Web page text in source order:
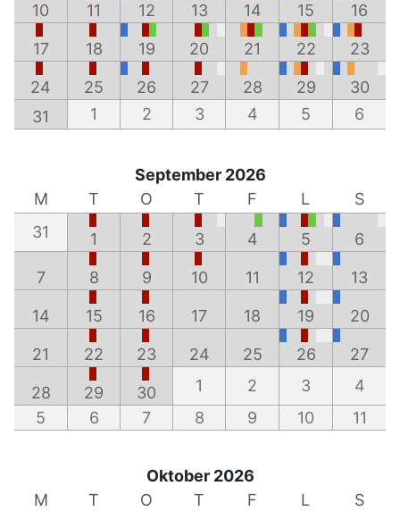
10 11 12 13 14 15 16
17 18 19 20 21 22 23
24 25 26 27 28 29
30
31
1 2 3 4 5 6
September 2026
M
T O T F L
S
31
1 2 3 4 5 6
7 8 9 10 11 12 13
14 15 16 17 18 19 20
21 22 23 24 25 26 27
28 29 30 1 2 3
4
5
6 7 8 9 10 11
Oktober 2026
M
T O T F L
S